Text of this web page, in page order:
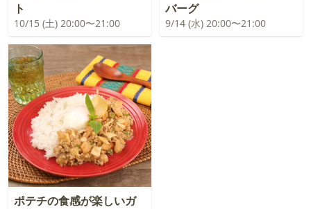
ト
10/15 (土) 20:00〜21:00
バーグ
9/14 (水) 20:00〜21:00
ポテチの食感が楽しいガ